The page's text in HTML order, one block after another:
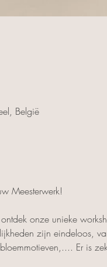
België
Meesterwerk!
onze unieke
zijn eindeloos,
Er is